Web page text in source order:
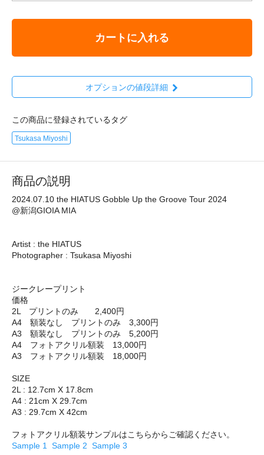
カートに入れる
オプションの値段詳細
この商品に登録されているタグ
Tsukasa Miyoshi
商品の説明
2024.07.10 the HIATUS Gobble Up the Groove Tour 2024
@新潟GIOIA MIA
Artist : the HIATUS
Photographer : Tsukasa Miyoshi
ジークレープリント
価格
2L プリントのみ 2,400円
A4 額装なし プリントのみ 3,300円
A3 額装なし プリントのみ 5,200円
A4 フォトアクリル額装 13,000円
A3 フォトアクリル額装 18,000円
SIZE
2L : 12.7cm X 17.8cm
A4 : 21cm X 29.7cm
A3 : 29.7cm X 42cm
フォトアクリル額装サンプルはこちらからご確認ください。
Sample 1
Sample 2 Sample 3